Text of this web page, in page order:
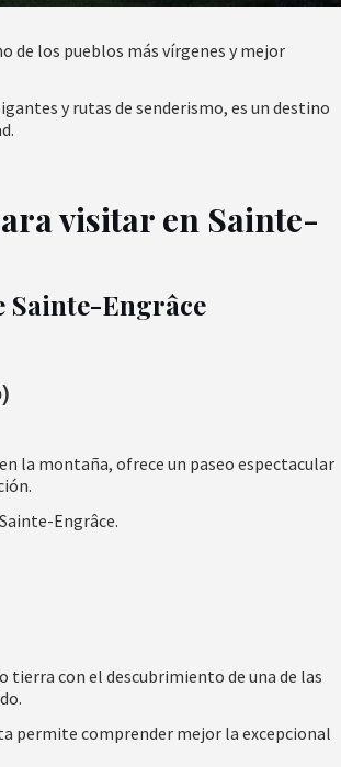
de los pueblos más vírgenes y mejor
y rutas de senderismo, es un destino
visitar en Sainte-
Sainte-Engrâce
la montaña, ofrece un paseo espectacular
Engrâce.
con el descubrimiento de una de las
permite comprender mejor la excepcional